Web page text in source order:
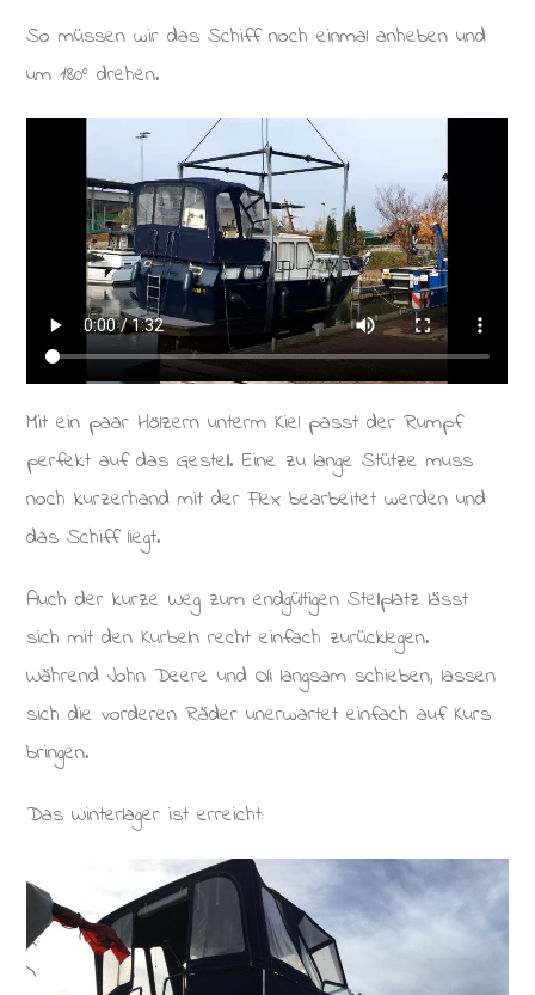
So müssen wir das Schiff noch einmal anheben und
um 180° drehen.
Mit ein paar Hölzern unterm Kiel passt der Rumpf
perfekt auf das Gestell. Eine zu lange Stütze muss
noch kurzerhand mit der Flex bearbeitet werden und
das Schiff liegt.
Auch der kurze Weg zum endgültigen Stellplatz lässt
sich mit den Kurbeln recht einfach zurücklegen.
Während John Deere und Oli langsam schieben, lassen
sich die vorderen Räder unerwartet einfach auf Kurs
bringen.
Das Winterlager ist erreicht: